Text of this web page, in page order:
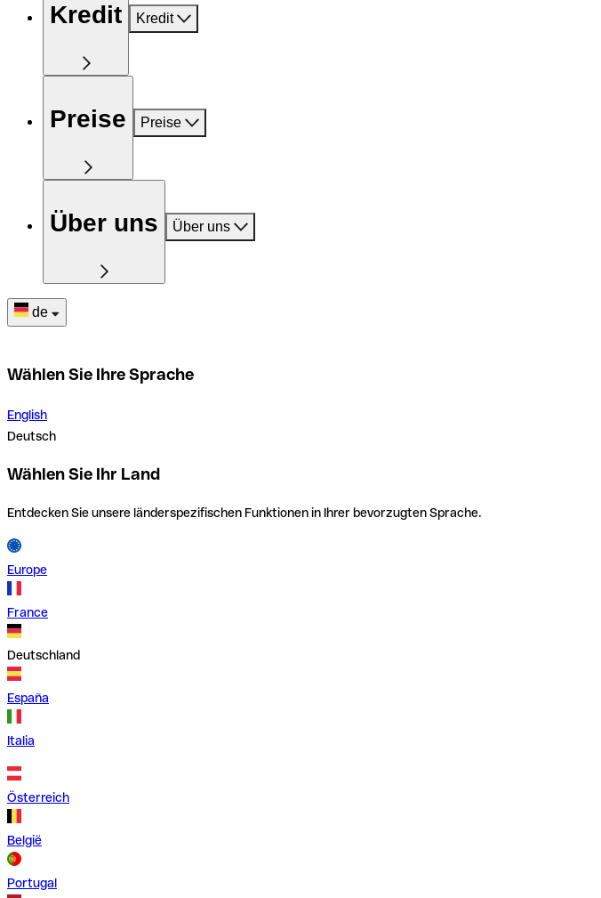
Kredit Kredit
Preise Preise
Über uns Über uns
de
Wählen Sie Ihre Sprache
English
Deutsch
Wählen Sie Ihr Land
Entdecken Sie unsere länderspezifischen Funktionen in Ihrer bevorzugten Sprache.
Europe
France
Deutschland
España
Italia
Österreich
België
Portugal